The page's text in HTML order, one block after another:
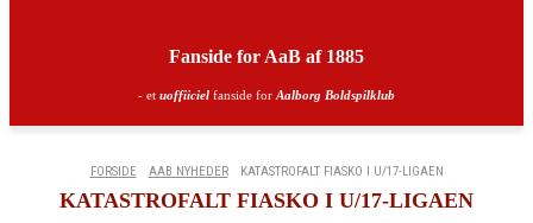
Fanside for AaB af 1885
- et uoffiiciel fanside for Aalborg Boldspilklub
FORSIDE AAB NYHEDER KATASTROFALT FIASKO I U/17-LIGAEN
KATASTROFALT FIASKO I U/17-LIGAEN